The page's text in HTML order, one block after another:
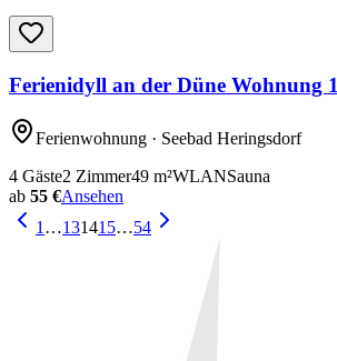
Ferienidyll an der Düne Wohnung 1
Ferienwohnung · Seebad Heringsdorf
4 Gäste2 Zimmer49 m²WLANSauna
ab 55 €Ansehen
1…131415…54